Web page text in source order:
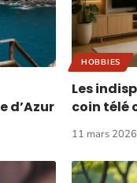
d’Azur
HOBBIES
Les
coin télé
11 mars 2026